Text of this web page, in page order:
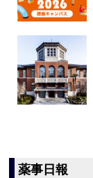
薬事日報